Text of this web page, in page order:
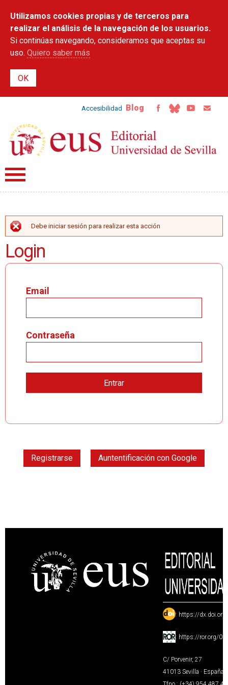
contenido
principal
Utilizamos cookies propias y de terceros para
realizar el análisis de la navegación de los usuarios.
Si continúas navegando, consideramos que aceptas su
uso. Quiero saber más
Accesibilidad Blog
MENSAJE DE ERROR
Debe iniciar sesión para realizar esta acción
Login
Email
Contraseña
Registrarse Auntentificación con Google
: https://
: https://ror.org/
C/ Porvenir, 27
41013 Sevilla · España